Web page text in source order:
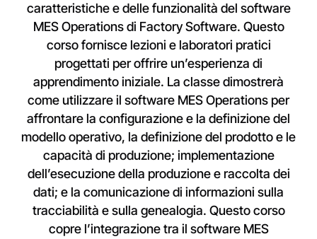
caratteristiche e delle funzionalità del software
MES Operations di Factory Software. Questo
corso fornisce lezioni e laboratori pratici
progettati per offrire un’esperienza di
apprendimento iniziale. La classe dimostrerà
come utilizzare il software MES Operations per
affrontare la configurazione e la definizione del
modello operativo, la definizione del prodotto e le
capacità di produzione; implementazione
dell’esecuzione della produzione e raccolta dei
dati; e la comunicazione di informazioni sulla
tracciabilità e sulla genealogia. Questo corso
copre l’integrazione tra il software MES